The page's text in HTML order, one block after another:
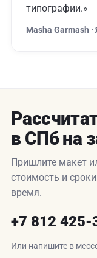
типографии.»
Masha Garmash
в СПб на
Пришлите макет
стоимость и
время.
+7 812 425-
Или напишите в